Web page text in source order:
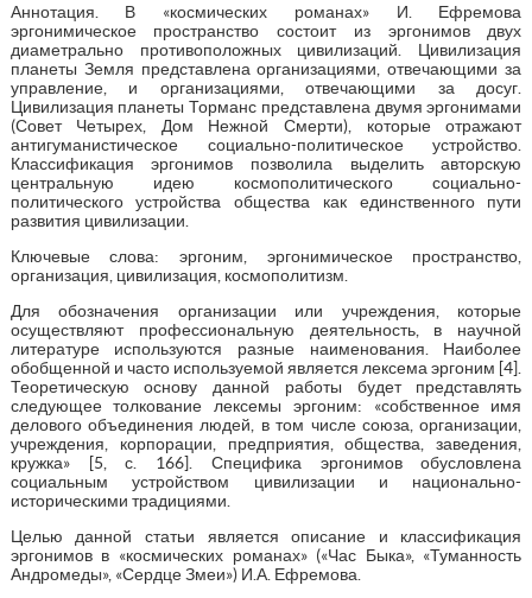
Аннотация. В «космических романах» И. Ефремова
эргонимическое пространство состоит из эргонимов двух
диаметрально противоположных цивилизаций. Цивилизация
планеты Земля представлена организациями, отвечающими за
управление, и организациями, отвечающими за досуг.
Цивилизация планеты Торманс представлена двумя эргонимами
(Совет Четырех, Дом Нежной Смерти), которые отражают
антигуманистическое социально-политическое устройство.
Классификация эргонимов позволила выделить авторскую
центральную идею космополитического социально-
политического устройства общества как единственного пути
развития цивилизации.
Ключевые слова: эргоним, эргонимическое пространство,
организация, цивилизация, космополитизм.
Для обозначения организации или учреждения, которые
осуществляют профессиональную деятельность, в научной
литературе используются разные наименования. Наиболее
обобщенной и часто используемой является лексема эргоним [4].
Теоретическую основу данной работы будет представлять
следующее толкование лексемы эргоним: «собственное имя
делового объединения людей, в том числе союза, организации,
учреждения, корпорации, предприятия, общества, заведения,
кружка» [5, с. 166]. Специфика эргонимов обусловлена
социальным устройством цивилизации и национально-
историческими традициями.
Целью данной статьи является описание и классификация
эргонимов в «космических романах» («Час Быка», «Туманность
Андромеды», «Сердце Змеи») И.А. Ефремова.